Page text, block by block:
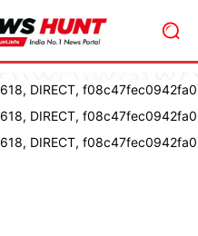
DIRECT, f08c47fec0942fa0
DIRECT, f08c47fec0942fa0
DIRECT, f08c47fec0942fa0